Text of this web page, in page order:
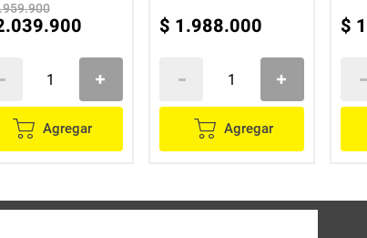
959.900
.039.900
Agregar
$ 1.988.000
Agregar
$ 1